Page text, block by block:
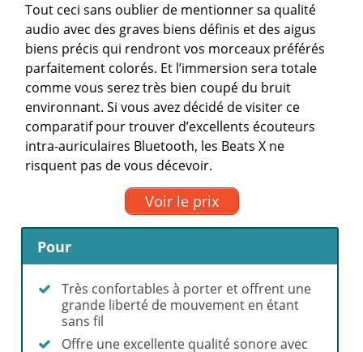
Tout ceci sans oublier de mentionner sa qualité
audio avec des graves biens définis et des aigus
biens précis qui rendront vos morceaux préférés
parfaitement colorés. Et l’immersion sera totale
comme vous serez très bien coupé du bruit
environnant. Si vous avez décidé de visiter ce
comparatif pour trouver d’excellents écouteurs
intra-auriculaires Bluetooth, les Beats X ne
risquent pas de vous décevoir.
Voir le prix
Pour
Très confortables à porter et offrent une
grande liberté de mouvement en étant
sans fil
Offre une excellente qualité sonore avec